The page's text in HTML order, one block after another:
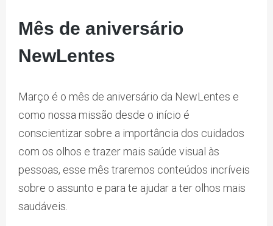
Mês de aniversário
NewLentes
Março é o mês de aniversário da NewLentes e
como nossa missão desde o início é
conscientizar sobre a importância dos cuidados
com os olhos e trazer mais saúde visual às
pessoas, esse mês traremos conteúdos incríveis
sobre o assunto e para te ajudar a ter olhos mais
saudáveis.